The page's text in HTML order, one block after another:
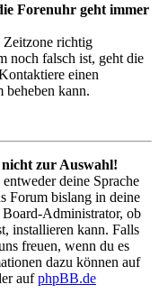
Forenuhr geht immer
Zeitzone richtig
noch falsch ist, geht die
einen
beheben kann.
nicht zur Auswahl!
deine Sprache
Forum bislang in deine
Board-Administrator, ob
installieren kann. Falls
freuen, wenn du es
dazu können auf
aufphpBB.de